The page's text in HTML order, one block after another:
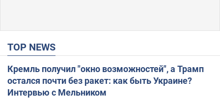
TOP NEWS
Кремль получил "окно возможностей", а Трамп
остался почти без ракет: как быть Украине?
Интервью с Мельником